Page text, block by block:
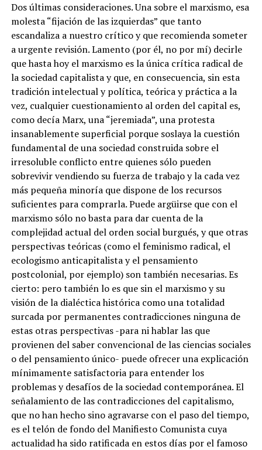
Dos últimas consideraciones. Una sobre el marxismo, esa
molesta “fijación de las izquierdas” que tanto
escandaliza a nuestro crítico y que recomienda someter
a urgente revisión. Lamento (por él, no por mí) decirle
que hasta hoy el marxismo es la única crítica radical de
la sociedad capitalista y que, en consecuencia, sin esta
tradición intelectual y política, teórica y práctica a la
vez, cualquier cuestionamiento al orden del capital es,
como decía Marx, una “jeremiada”, una protesta
insanablemente superficial porque soslaya la cuestión
fundamental de una sociedad construida sobre el
irresoluble conflicto entre quienes sólo pueden
sobrevivir vendiendo su fuerza de trabajo y la cada vez
más pequeña minoría que dispone de los recursos
suficientes para comprarla. Puede argüirse que con el
marxismo sólo no basta para dar cuenta de la
complejidad actual del orden social burgués, y que otras
perspectivas teóricas (como el feminismo radical, el
ecologismo anticapitalista y el pensamiento
postcolonial, por ejemplo) son también necesarias. Es
cierto: pero también lo es que sin el marxismo y su
visión de la dialéctica histórica como una totalidad
surcada por permanentes contradicciones ninguna de
estas otras perspectivas -para ni hablar las que
provienen del saber convencional de las ciencias sociales
o del pensamiento único- puede ofrecer una explicación
mínimamente satisfactoria para entender los
problemas y desafíos de la sociedad contemporánea. El
señalamiento de las contradicciones del capitalismo,
que no han hecho sino agravarse con el paso del tiempo,
es el telón de fondo del Manifiesto Comunista cuya
actualidad ha sido ratificada en estos días por el famoso